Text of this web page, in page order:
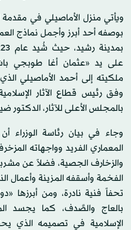
ويأتي منزل الأماصيلي في مقدمة
بوصفه أحد أبرز وأجمل نماذج
على يد «عثمان أغا طوبجي
ملكيته إلى أحمد الأماصيلي
وفق رئيس قطاع الآثار
بالمجلس الأعلى للآثار، الدكتور
وجاء في بيان رئاسة الوزراء أن
المعماري الفريد وواجهاته
والزخارف الجصية، فضلاً عن
الفخمة وأسقفه المزينة وأعمال
تحفاً فنية نادرة، ومن أبرزها
بالعاج والصَّدف، كما يجسد
الإسلامية في تصميمه الذي